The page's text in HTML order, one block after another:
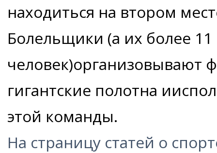
находиться на втором
Болельщики (а их более
человек)организовывают
гигантские полотна
этой команды.
На страницу статей о